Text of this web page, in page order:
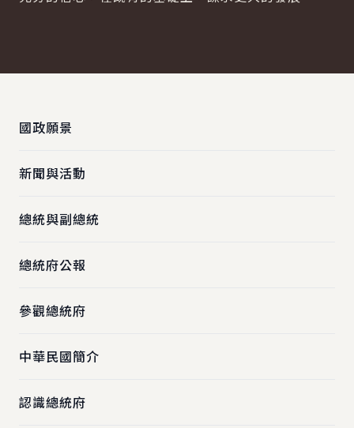
國政願景
新聞與活動
總統與副總統
總統府公報
參觀總統府
中華民國簡介
認識總統府